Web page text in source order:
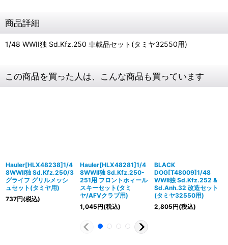
商品詳細
1/48 WWII独 Sd.Kfz.250 車載品セット(タミヤ32550用)
この商品を買った人は、こんな商品も買っています
Hauler[HLX48238]1/4
8WWII独 Sd.Kfz.250/3
グライフ グリルメッシ
ュセット(タミヤ用)
737円(税込)
Hauler[HLX48281]1/4
8WWII独 Sd.Kfz.250-
251用 フロントホィール
スキーセット(タミ
ヤ/AFVクラブ用)
1,045円(税込)
BLACK
DOG[T48009]1/48
WWII独 Sd.Kfz.252 &
Sd.Anh.32 改造セット
(タミヤ32550用)
2,805円(税込)